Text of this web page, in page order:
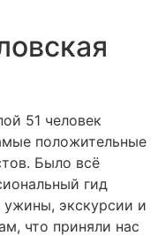
51 человек
положительные
Было всё
гид
ужины, экскурсии и
что приняли нас